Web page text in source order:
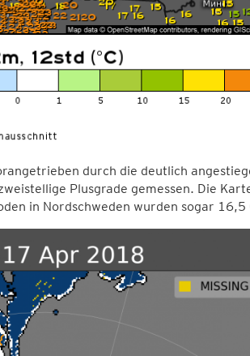
durch die deutlich
Plusgrade gemessen. Die
in Nordschweden wurden sogar